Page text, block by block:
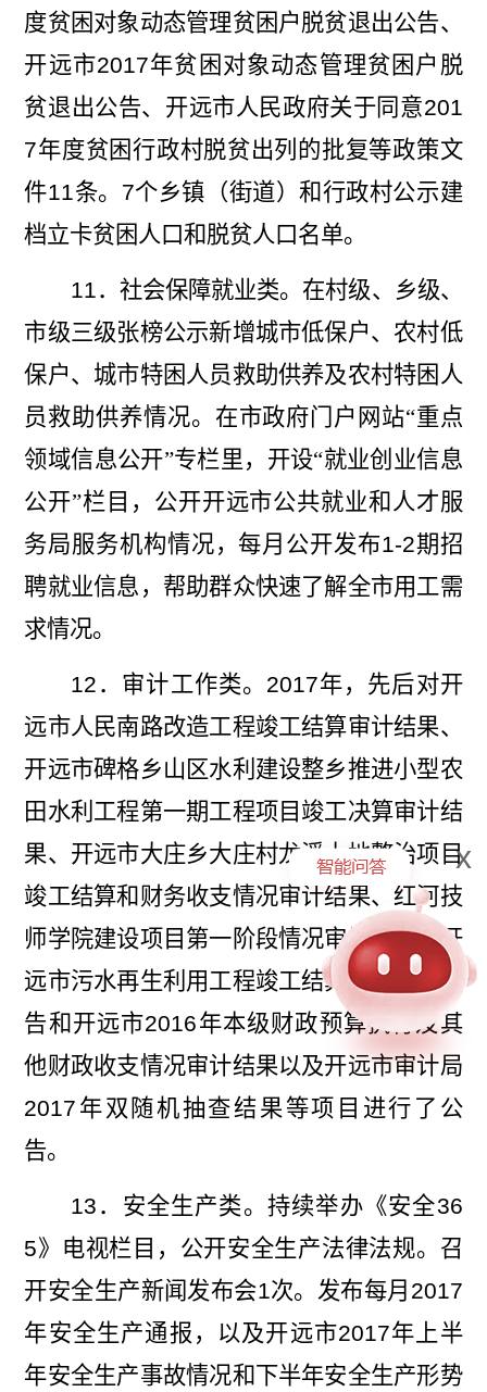
度贫困对象动态管理贫困户脱贫退出公告、
开远市2017年贫困对象动态管理贫困户脱
贫退出公告、开远市人民政府关于同意201
7年度贫困行政村脱贫出列的批复等政策文
件11条。 7个乡镇（街道）和行政村公示建
档立卡贫困人口和脱贫人口名单。
11．社会保障就业类。在村级、乡级、
市级三级张榜公示新增城市低保户、农村低
保户、城市特困人员救助供养及农村特困 人
员救助供养情况。在市政府门户网站“重点
领域信息公开”专栏里，开设“就业创业信息
公开”栏目，公开开远市公共就业和人才服
务局服务机构情况，每月公开发布1-2期招
聘就业信息，帮助群众快速了解全市用工需
求情况。
12 ． 审计工作类。 2017年，先后对开
远市人民南路改造工程竣工结算审计结果、
开远市碑格乡山区水利建设整乡推进小型农
田水利工程第一期工程项目竣工决算审计结
果、开远市大庄乡大庄村龙溪土地整治项目
竣工结算和财务收支情况审计结果、红河技
师学院建设项目第一阶段情况审计结果、开
远市污水再生利用工程竣工结算审计结果公
告和开远市2016年本级财政预算执行及其
他财政收支情况审计结果以及开远市审计局
2017 年双随机抽查结果等项目进行了公
告。
13 ．安全生产类。持续举办《安全36
5》电视栏目，公开安全生产法律法规。召
开安全生产新闻发布会1次。发布每月 2017
年安全生产通报，以及开远市2017年上半
年安全生产事故情况和下半年安全生产形势
x